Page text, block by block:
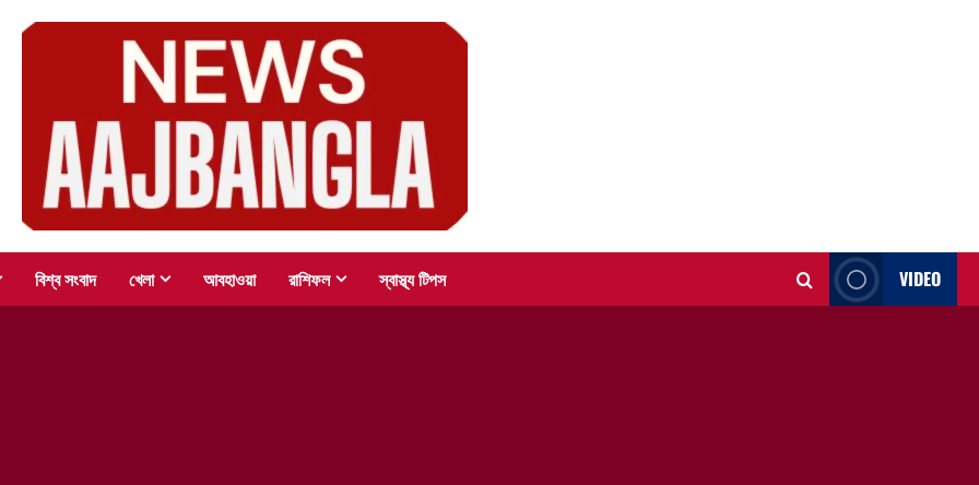
বিশ্ব সংবাদ খেলা আবহাওয়া রাশিফল স্বাস্থ্য টিপস VIDEO